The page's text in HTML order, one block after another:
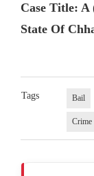
Case Title:
State Of
Tags Bail
Crime